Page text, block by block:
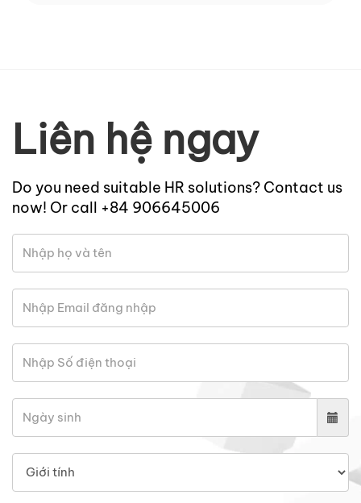
Liên hệ ngay
Do you need suitable HR solutions? Contact us
now! Or call +84 906645006